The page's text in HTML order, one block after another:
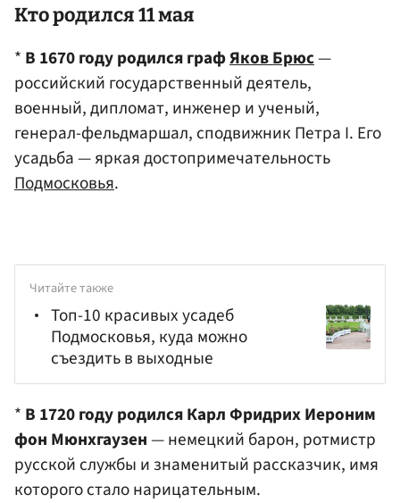
Кто родился 11 мая
* В 1670 году родился графЯков Брюс—
российский государственный деятель,
военный, дипломат, инженер и ученый,
генерал-фельдмаршал, сподвижник Петра I. Его
усадьба — яркая достопримечательность
Подмосковья.
Читайте также
Топ-10 красивых усадеб
Подмосковья, куда можно
съездить в выходные
* В 1720 году родился Карл Фридрих Иероним
фон Мюнхгаузен— немецкий барон, ротмистр
русской службы и знаменитый рассказчик, имя
которого стало нарицательным.